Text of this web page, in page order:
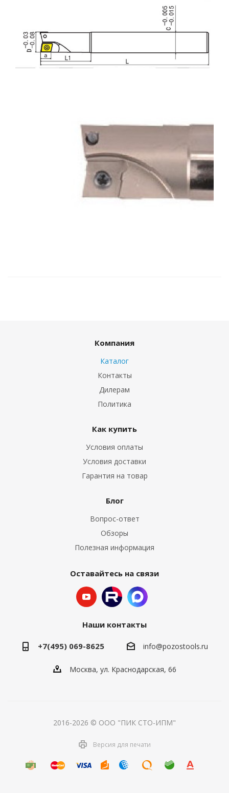
Компания
Каталог
Контакты
Дилерам
Политика
Как купить
Условия оплаты
Условия доставки
Гарантия на товар
Блог
Вопрос-ответ
Обзоры
Полезная информация
Оставайтесь на связи
Наши контакты
+7(495) 069-8625 info@pozostools.ru
Москва, ул. Краснодарская, 66
2016-2026 © ООО "ПИК СТО-ИПМ"
Версия для печати